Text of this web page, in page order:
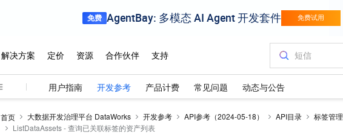
用户指南 开发参考 产品计费 常见问题 动态与公告
首页 大数据开发治理平台 DataWorks 开发参考 API参考（2024-05-18） API目录
标签管理
ListDataAssets - 查询已关联标签的资产列表